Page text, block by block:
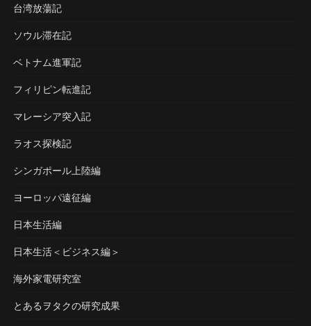
台湾放蕩記
ソウル滞在記
ベトナム進軍記
フィリピン転進記
マレーシア突入記
ラオス探検記
シンガポール上陸編
ヨーロッパ遠征編
日本生活編
日本生活＜ビジネス編＞
海外家電研究室
とあるヲタクの研究成果